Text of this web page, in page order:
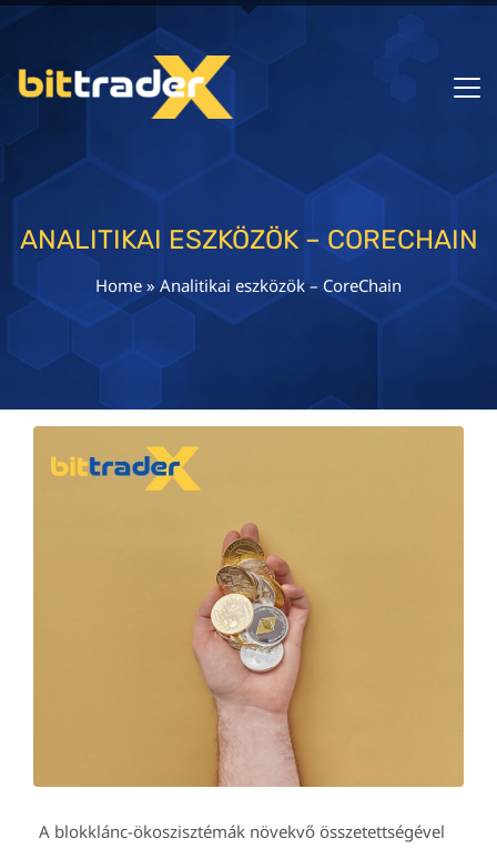
ANALITIKAI ESZKÖZÖK – CORECHAIN
Home »Analitikai eszközök – CoreChain
A blokklánc-ökoszisztémák növekvő összetettségével